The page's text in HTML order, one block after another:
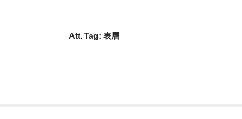
Att. Tag: 表層